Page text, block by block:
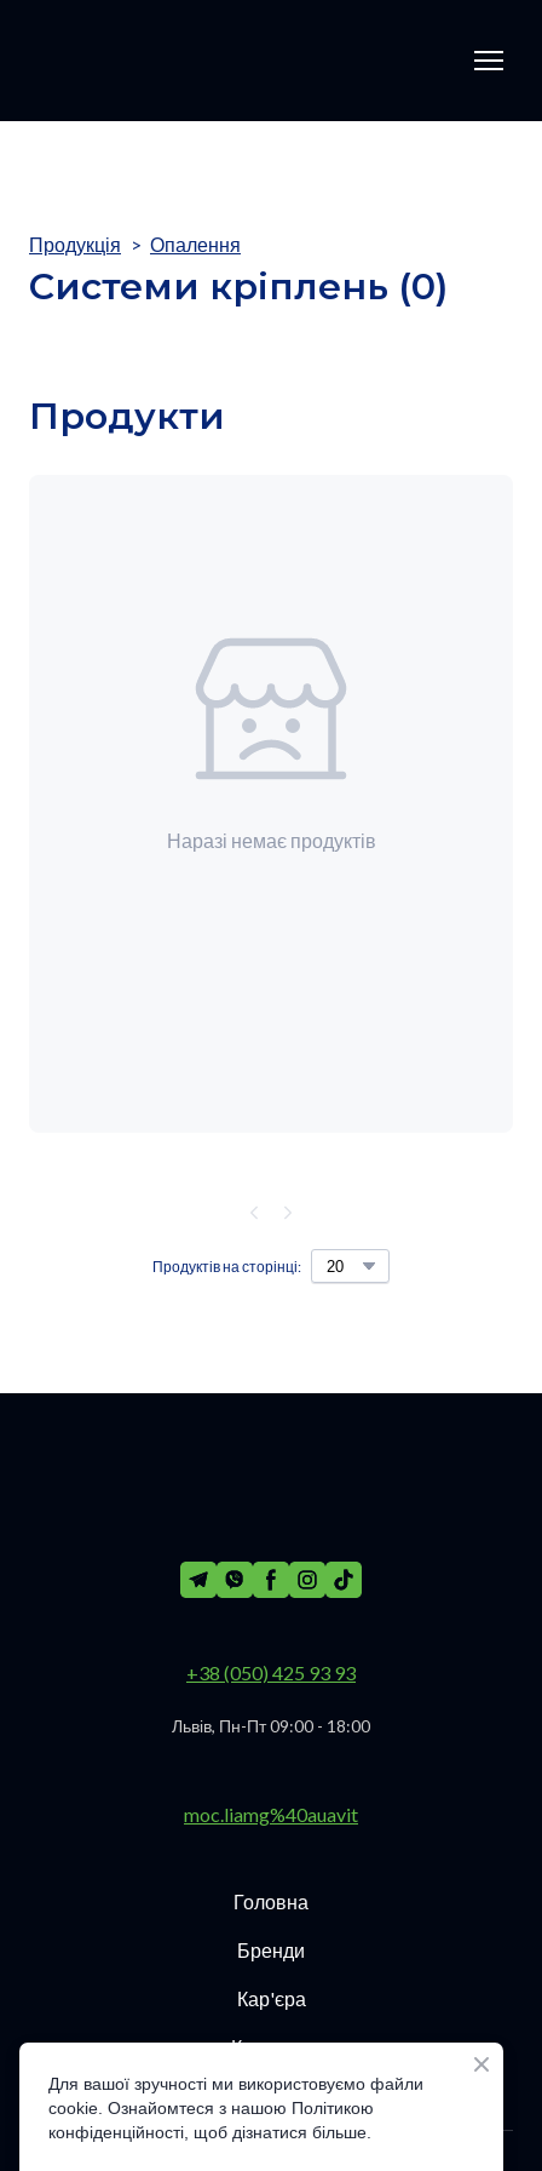
Продукція Опалення
Системи кріплень (0)
Продукти
Наразі немає продуктів
Продуктів на сторінці:
+38 (050) 425 93 93
Львів, Пн-Пт 09:00 - 18:00
moc.liamg%40auavit
Головна
Бренди
Кар'єра
Контакти
Для вашої зручності ми використовуємо файли
cookie. Ознайомтеся з нашою Політикою
конфіденційності, щоб дізнатися більше.